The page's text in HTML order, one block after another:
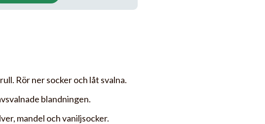
Rör ner socker och låt svalna.
blandningen.
mandel och vaniljsocker.